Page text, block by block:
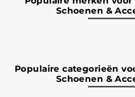
Schoenen &
Populaire categorieën
Schoenen &